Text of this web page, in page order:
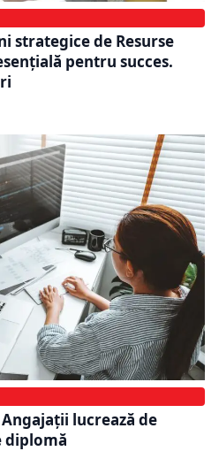
strategice de Resurse
pentru succes.
lucrează de
diplomă